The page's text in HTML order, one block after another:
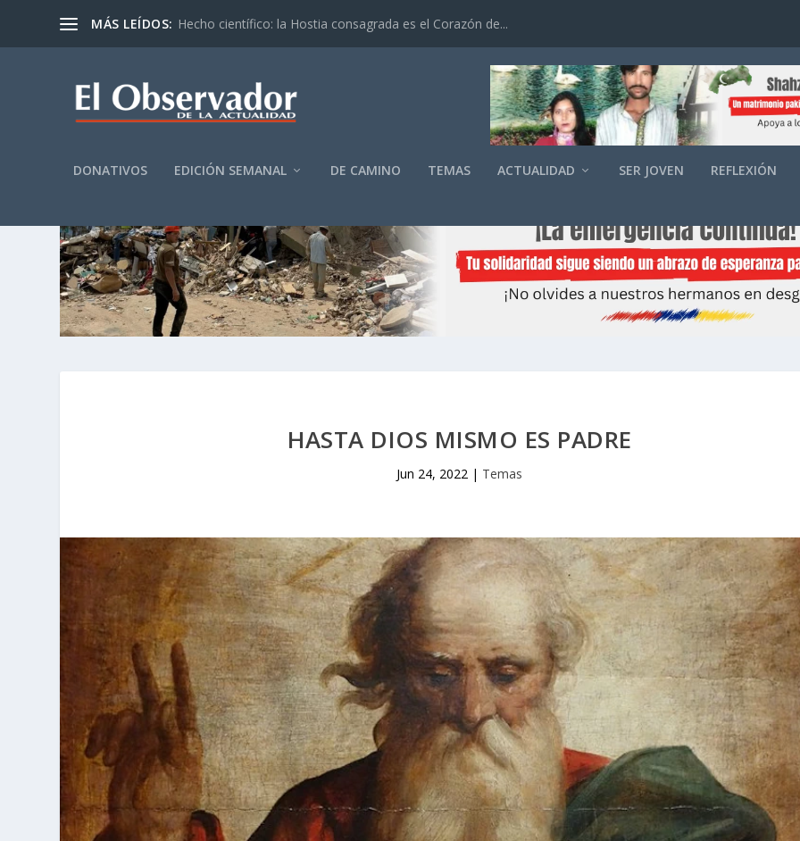
MÁS LEÍDOS: Hecho científico: la Hostia consagrada es el Corazón de...
DONATIVOS EDICIÓN SEMANAL DE CAMINO TEMAS ACTUALIDAD SER JOVEN REFLEXIÓN
HASTA DIOS MISMO ES PADRE
Jun 24, 2022 | Temas